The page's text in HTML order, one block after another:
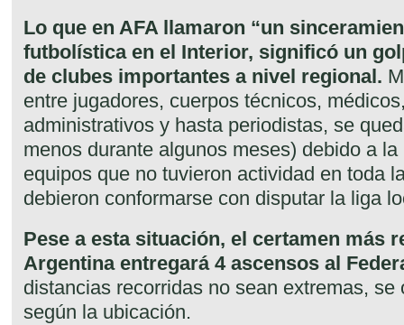
Lo que en AFA llamaron “un
futbolística en el Interior, significó un
de clubes importantes a nivel regional.
entre jugadores, cuerpos técnicos,
administrativos y hasta periodistas, se
menos durante algunos meses) debido a
equipos que no tuvieron actividad en toda
debieron conformarse con disputar la liga
Pese a esta situación, el certamen más
Argentina entregará 4 ascensos al
distancias recorridas no sean extremas, se
según la ubicación.